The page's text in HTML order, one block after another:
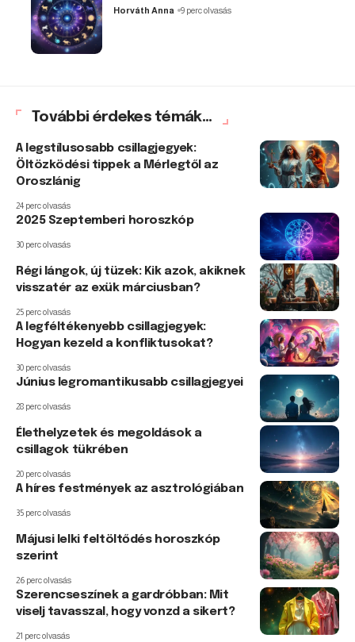
Horváth Anna 9 perc olvasás
További érdekes témák...
A legstílusosabb csillagjegyek:
Öltözködési tippek a Mérlegtől az
Oroszlánig
24 perc olvasás
2025 Szeptemberi horoszkóp
30 perc olvasás
Régi lángok, új tüzek: Kik azok, akiknek
visszatér az exük márciusban?
25 perc olvasás
A legféltékenyebb csillagjegyek:
Hogyan kezeld a konfliktusokat?
30 perc olvasás
Június legromantikusabb csillagjegyei
28 perc olvasás
Élethelyzetek és megoldások a
csillagok tükrében
20 perc olvasás
A híres festmények az asztrológiában
35 perc olvasás
Májusi lelki feltöltődés horoszkóp
szerint
26 perc olvasás
Szerencseszínek a gardróbban: Mit
viselj tavasszal, hogy vonzd a sikert?
21 perc olvasás